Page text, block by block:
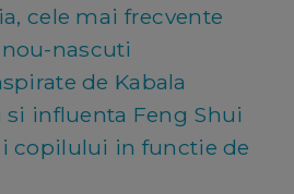
cele mai frecvente
nascuti
de Kabala
influenta Feng Shui
copilului in functie de